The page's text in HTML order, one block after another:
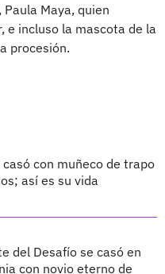
Maya, quien
e incluso la mascota de la
procesión.
casó con muñeco de trapo
así es su vida
del Desafío se casó en
con novio eterno de